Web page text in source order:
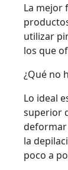
La mejor
utilizar
los que
¿Qué no
Lo ideal
superior
deformar
la
poco a